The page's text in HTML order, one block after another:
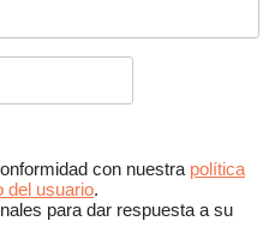
con nuestra política
del usuario.
para dar respuesta a su